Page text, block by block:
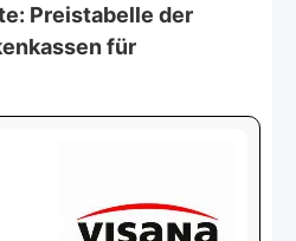
Preistabelle der
für